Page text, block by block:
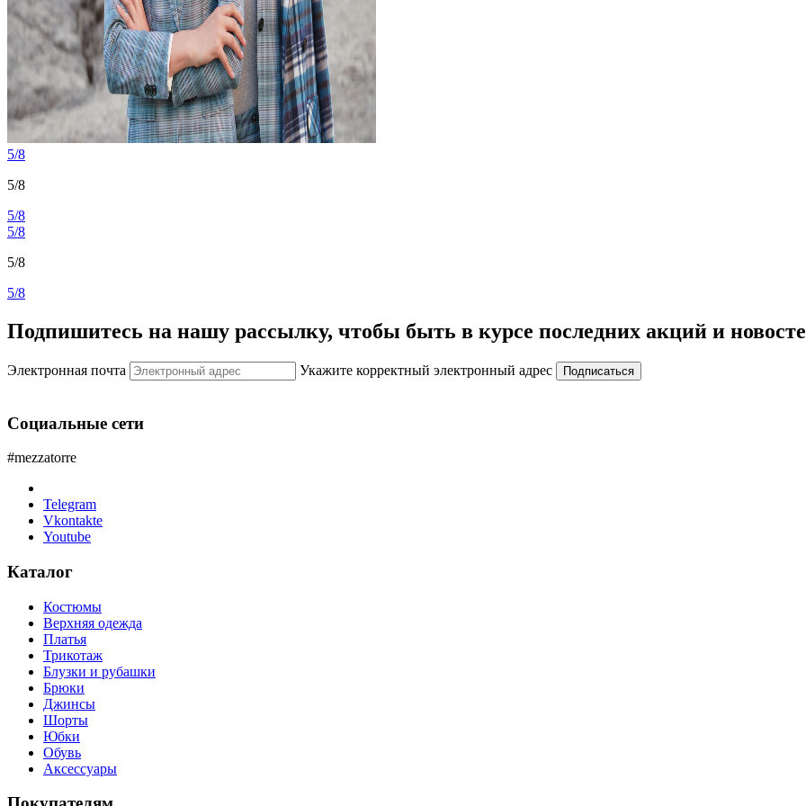
5/8
5/8
5/8
5/8
5/8
5/8
Подпишитесь на нашу рассылку, чтобы быть в курсе последних акций и
Электронная почта Укажите корректный электронный адрес Подписаться
Социальные сети
#mezzatorre
Telegram
Vkontakte
Youtube
Каталог
Костюмы
Верхняя одежда
Платья
Трикотаж
Блузки и рубашки
Брюки
Джинсы
Шорты
Юбки
Обувь
Аксессуары